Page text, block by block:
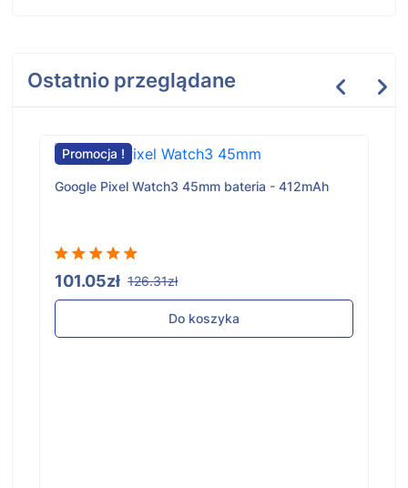
Ostatnio przeglądane
Promocja !
Google Pixel Watch3 45mm bateria - 412mAh
101.05zł 126.31zł
Do koszyka